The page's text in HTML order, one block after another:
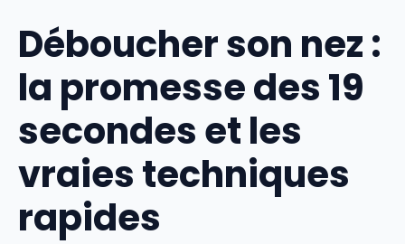
Déboucher son nez :
la promesse des 19
secondes et les
vraies techniques
rapides